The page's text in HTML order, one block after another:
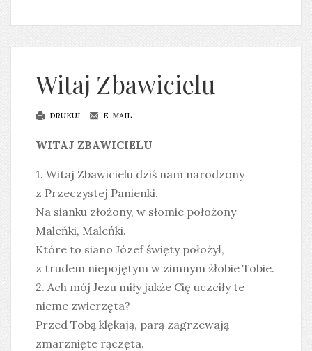
Witaj Zbawicielu
DRUKUJ E-MAIL
WITAJ ZBAWICIELU
1. Witaj Zbawicielu dziś nam narodzony
z Przeczystej Panienki.
Na sianku złożony, w słomie położony
Maleńki, Maleńki.
Które to siano Józef święty położył,
z trudem niepojętym w zimnym żłobie Tobie.
2. Ach mój Jezu miły jakże Cię uczciły te
nieme zwierzęta?
Przed Tobą klękają, parą zagrzewają
zmarznięte rączęta.